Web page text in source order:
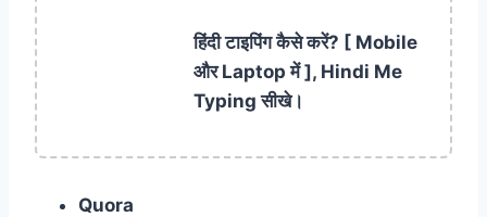
हिंदी टाइपिंग कैसे करें? [ Mobile
और Laptop में ], Hindi Me
Typing सीखे।
Quora